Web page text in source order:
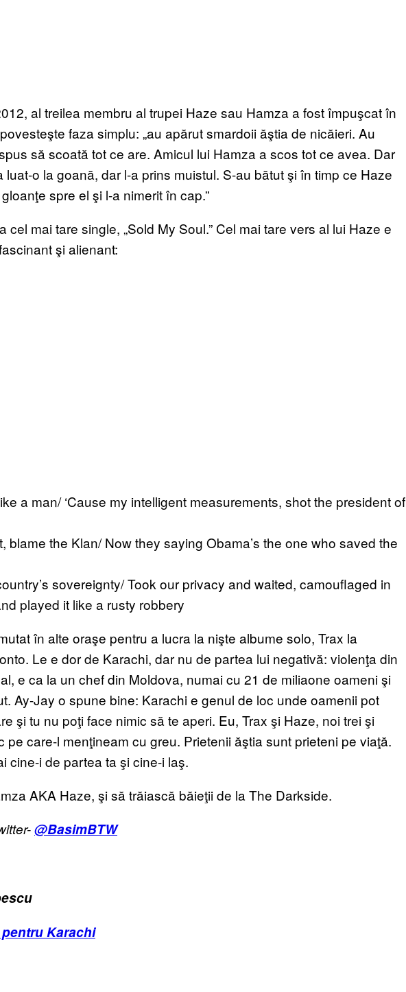
al treilea membru al trupei Haze sau Hamza a fost împuşcat în
faza simplu: „au apărut smardoii ăştia de nicăieri. Au
să scoată tot ce are. Amicul lui Hamza a scos tot ce avea. Dar
o la goană, dar l-a prins muistul. S-au bătut şi în timp ce Haze
spre el şi l-a nimerit în cap.”
cel mai tare single, „Sold My Soul.” Cel mai tare vers al lui Haze e
şi alienant:
a man/ ‘Cause my intelligent measurements, shot the president of
blame the Klan/ Now they saying Obama’s the one who saved the
sovereignty/ Took our privacy and waited, camouflaged in
played it like a rusty robbery
în alte oraşe pentru a lucra la nişte albume solo, Trax la
Le e dor de Karachi, dar nu de partea lui negativă: violenţa din
e ca la un chef din Moldova, numai cu 21 de miliaone oameni şi
Ay-Jay o spune bine: Karachi e genul de loc unde oamenii pot
şi tu nu poţi face nimic să te aperi. Eu, Trax şi Haze, noi trei şi
pe care-l menţineam cu greu. Prietenii ăştia sunt prieteni pe viaţă.
cine-i de partea ta şi cine-i laş.
AKA Haze, şi să trăiască băieţii de la The Darkside.
@BasimBTW
Karachi